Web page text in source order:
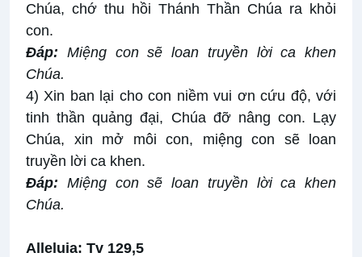
Chúa, chớ thu hồi Thánh Thần Chúa ra khỏi
con.
Ðáp: Miệng con sẽ loan truyền lời ca khen
Chúa.
4) Xin ban lại cho con niềm vui ơn cứu độ, với
tinh thần quảng đại, Chúa đỡ nâng con. Lạy
Chúa, xin mở môi con, miệng con sẽ loan
truyền lời ca khen.
Ðáp: Miệng con sẽ loan truyền lời ca khen
Chúa.
Alleluia: Tv 129,5